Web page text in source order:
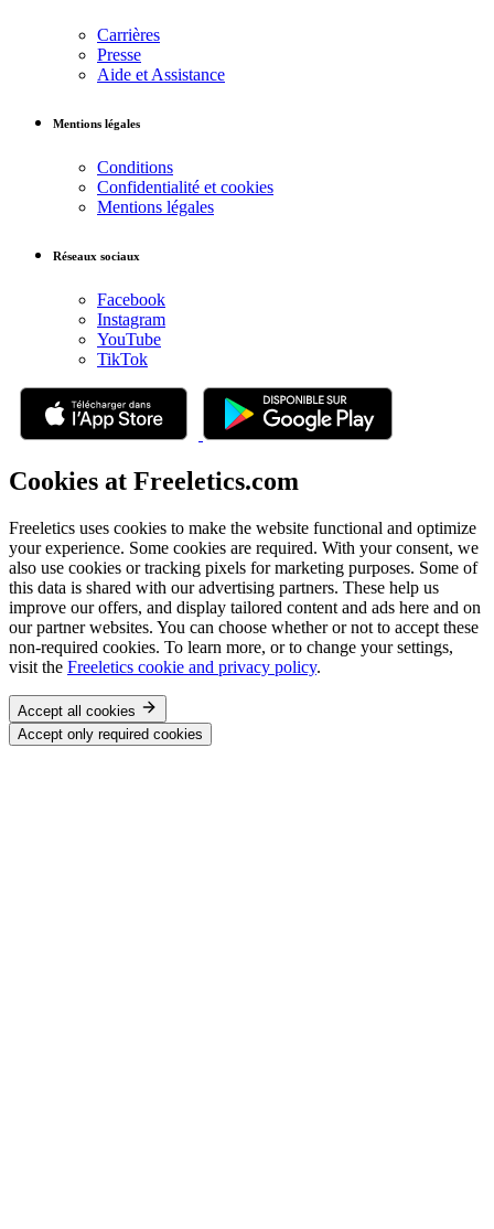
Carrières
Presse
Aide et Assistance
Mentions légales
Conditions
Confidentialité et cookies
Mentions légales
Réseaux sociaux
Facebook
Instagram
YouTube
TikTok
Cookies at Freeletics.com
Freeletics uses cookies to make the website functional and optimize
your experience. Some cookies are required. With your consent, we
also use cookies or tracking pixels for marketing purposes. Some of
this data is shared with our advertising partners. These help us
improve our offers, and display tailored content and ads here and on
our partner websites. You can choose whether or not to accept these
non-required cookies. To learn more, or to change your settings,
visit the Freeletics cookie and privacy policy.
Accept all cookies
Accept only required cookies